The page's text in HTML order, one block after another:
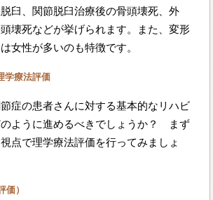
臼、関節脱臼治療後の骨頭壊死、外
壊死などが挙げられます。また、変形
女性が多いのも特徴です。
学療法評価
症の患者さんに対する基本的なリハビ
のように進めるべきでしょうか？ まず
点で理学療法評価を行ってみましょ
価）